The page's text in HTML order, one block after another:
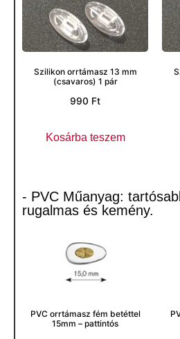
Szilikon orrtámasz 13 mm
(csavaros) 1 pár
990 Ft
Kosárba teszem
- PVC Műanyag:
rugalmas és kemény.
PVC orrtámasz fém betéttel
15mm – pattintós